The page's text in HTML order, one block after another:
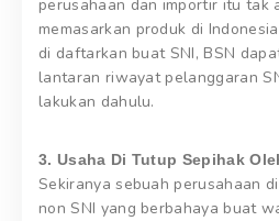
perusahaan dan importir itu tak
memasarkan produk di
di daftarkan buat SNI, BSN
lantaran riwayat pelanggaran
lakukan dahulu.
3. Usaha Di Tutup Sepihak
Sekiranya sebuah perusahaan
non SNI yang berbahaya buat